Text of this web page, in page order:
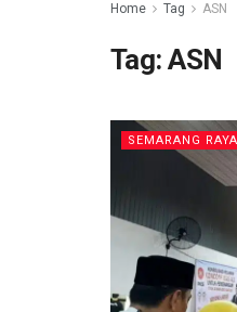
Home Tag ASN
Tag:ASN
SEMARANG RAYA